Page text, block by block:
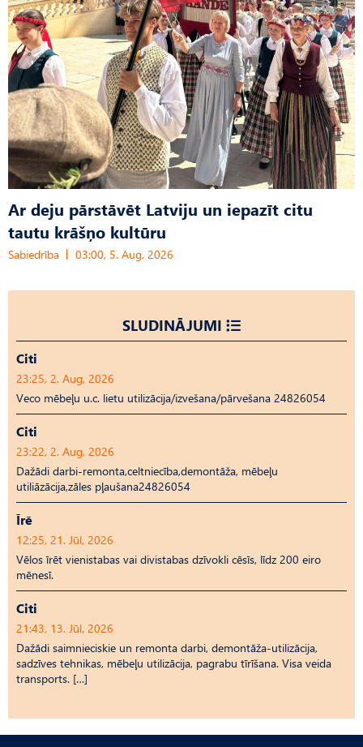
Ar deju pārstāvēt Latviju un iepazīt citu
tautu krāšņo kultūru
Sabiedrība 03:00, 5. Aug, 2026
SLUDINĀJUMI
Citi
23:25, 2. Aug, 2026
Veco mēbeļu u.c. lietu utilizācija/izvešana/pārvešana 24826054
Citi
23:22, 2. Aug, 2026
Dažādi darbi-remonta,celtniecība,demontāža, mēbeļu
utiliāzācija,zāles pļaušana24826054
Īrē
12:25, 21. Jūl, 2026
Vēlos īrēt vienistabas vai divistabas dzīvokli cēsīs, līdz 200 eiro
mēnesī.
Citi
21:43, 13. Jūl, 2026
Dažādi saimnieciskie un remonta darbi, demontāža-utilizācija,
sadzīves tehnikas, mēbeļu utilizācija, pagrabu tīrīšana. Visa veida
transports. […]